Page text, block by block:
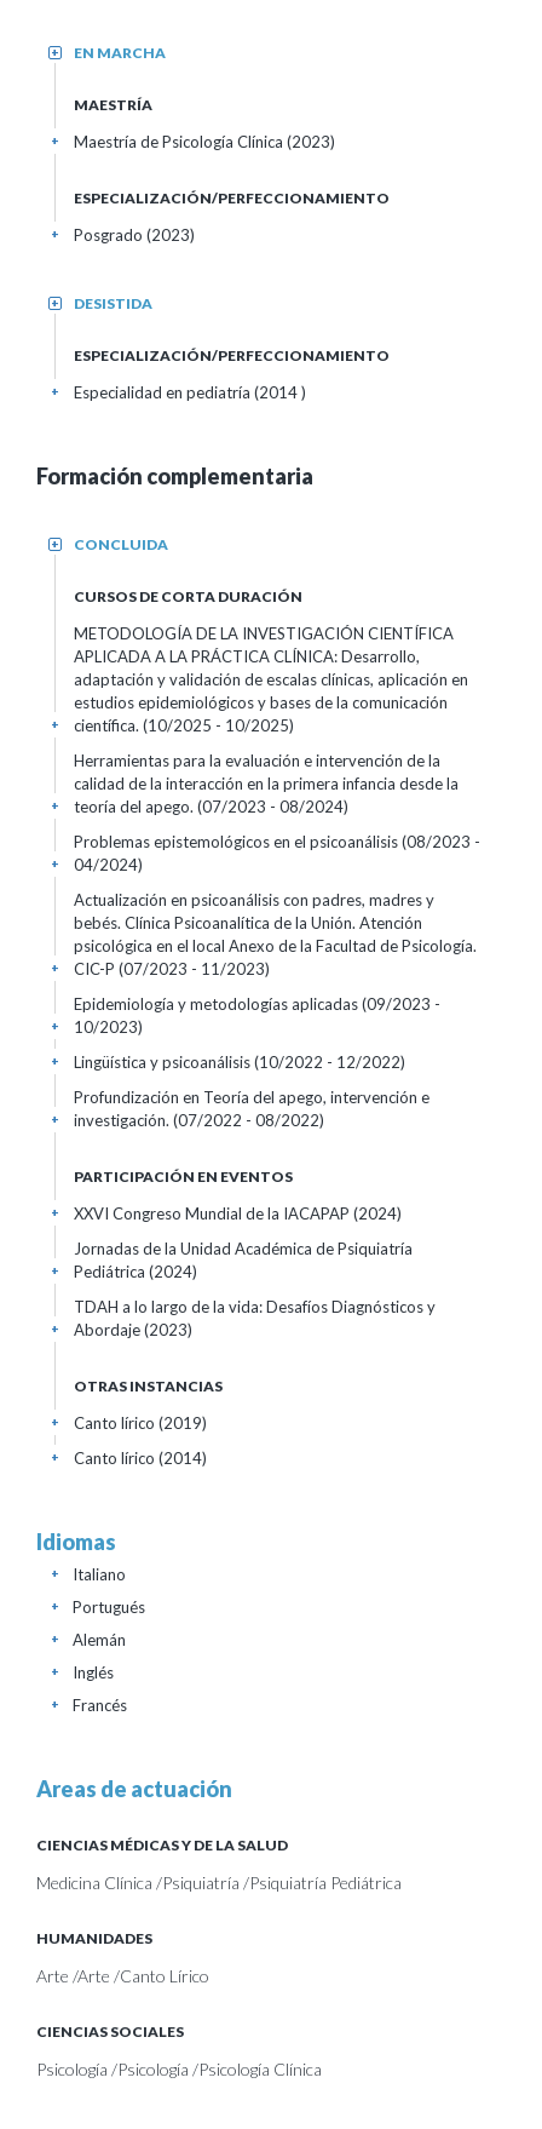
EN MARCHA
+
MAESTRÍA
Maestría de Psicología Clínica (2023)
+
ESPECIALIZACIÓN/PERFECCIONAMIENTO
Posgrado (2023)
+
DESISTIDA
+
ESPECIALIZACIÓN/PERFECCIONAMIENTO
Especialidad en pediatría (2014 )
+
Formación complementaria
CONCLUIDA
+
CURSOS DE CORTA DURACIÓN
METODOLOGÍA DE LA INVESTIGACIÓN CIENTÍFICA
APLICADA A LA PRÁCTICA CLÍNICA: Desarrollo,
adaptación y validación de escalas clínicas, aplicación en
estudios epidemiológicos y bases de la comunicación
científica. (10/2025 - 10/2025)
+
Herramientas para la evaluación e intervención de la
calidad de la interacción en la primera infancia desde la
teoría del apego. (07/2023 - 08/2024)
+
Problemas epistemológicos en el psicoanálisis(08/2023 -
04/2024)
+
Actualización en psicoanálisis con padres, madres y
bebés. Clínica Psicoanalítica de la Unión. Atención
psicológica en el local Anexo de la Facultad de Psicología.
CIC-P (07/2023 - 11/2023)
+
Epidemiología y metodologías aplicadas(09/2023 -
10/2023)
+
Lingüística y psicoanálisis(10/2022 - 12/2022)
+
Profundización en Teoría del apego, intervención e
investigación. (07/2022 - 08/2022)
+
PARTICIPACIÓN EN EVENTOS
XXVI Congreso Mundial de la IACAPAP (2024)
+
Jornadas de la Unidad Académica de Psiquiatría
Pediátrica (2024)
+
TDAH a lo largo de la vida: Desafíos Diagnósticos y
Abordaje(2023)
+
OTRAS INSTANCIAS
Canto lírico (2019)
+
Canto lírico (2014)
+
Idiomas
Italiano
+
Portugués
+
Alemán
+
Inglés
+
Francés
+
Areas de actuación
CIENCIAS MÉDICAS Y DE LA SALUD
Medicina Clínica /Psiquiatría /Psiquiatría Pediátrica
HUMANIDADES
Arte /Arte /Canto Lírico
CIENCIAS SOCIALES
Psicología /Psicología /Psicología Clínica